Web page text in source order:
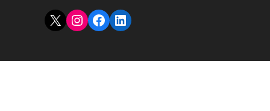
X Instagram
Facebook
LinkedIn